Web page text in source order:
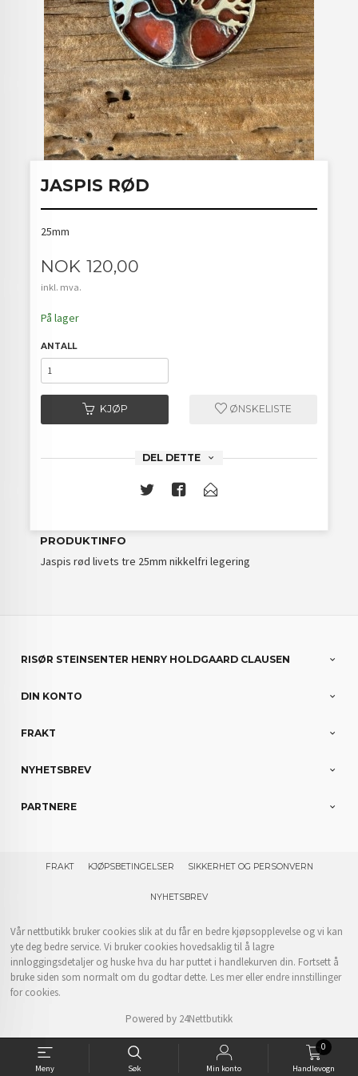
Meny Søk Min konto Handlevogn
0
JASPIS RØD
25mm
Pris
NOK 120,00
inkl. mva.
På lager
ANTALL
KJØP ØNSKELISTE
DEL DETTE
PRODUKTINFO
Jaspis rød livets tre 25mm nikkelfri legering
RISØR STEINSENTER HENRY HOLDGAARD CLAUSEN
DIN KONTO
FRAKT
NYHETSBREV
PARTNERE
FRAKT KJØPSBETINGELSER SIKKERHET OG PERSONVERN
NYHETSBREV
Vår nettbutikk bruker cookies slik at du får en bedre kjøpsopplevelse og vi kan
yte deg bedre service. Vi bruker cookies hovedsaklig til å lagre
innloggingsdetaljer og huske hva du har puttet i handlekurven din. Fortsett å
bruke siden som normalt om du godtar dette. Les merellerendre innstillinger
for cookies.
Powered by 24Nettbutikk